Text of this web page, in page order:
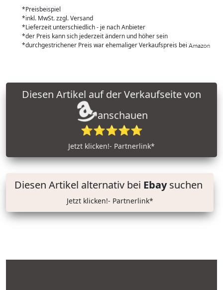
*Preisbeispiel
*inkl. MwSt. zzgl. Versand
*Lieferzeit unterschiedlich - je nach Anbieter
*der Preis kann sich jederzeit ändern und höher sein
*durchgestrichener Preis war ehemaliger Verkaufspreis bei
anschauen
⭐⭐⭐⭐⭐
Jetzt klicken!- Partnerlink*
Diesen Artikel alternativ bei Ebaysuchen
Jetzt klicken!- Partnerlink*